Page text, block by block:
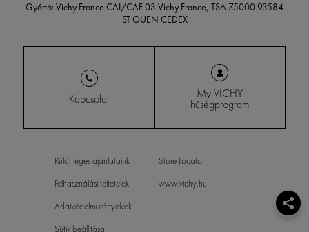
Gyártó: Vichy France CAI/CAF 03 Vichy France, TSA 75000 93584
ST OUEN CEDEX
Kapcsolat My VICHY
hűségprogram
Különleges ajánlataink
Felhasználási feltételek
Adatvédelmi irányelvek
Sütik beállítása
Store Locator
www.vichy.hu